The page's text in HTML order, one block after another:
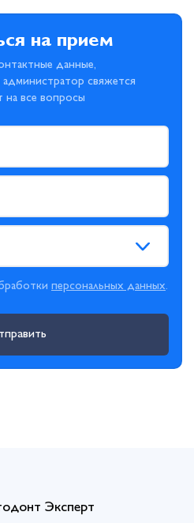
на прием
данные,
свяжется
на все вопросы
персональных данных.
Эксперт